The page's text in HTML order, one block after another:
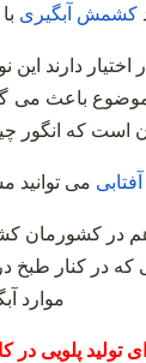
کشمش آبگیری
اختیار
باعث می‌
است که انگور
آفتابی می توانید
در کشورمان
در کنار طبخ
موارد
تولید پلویی در